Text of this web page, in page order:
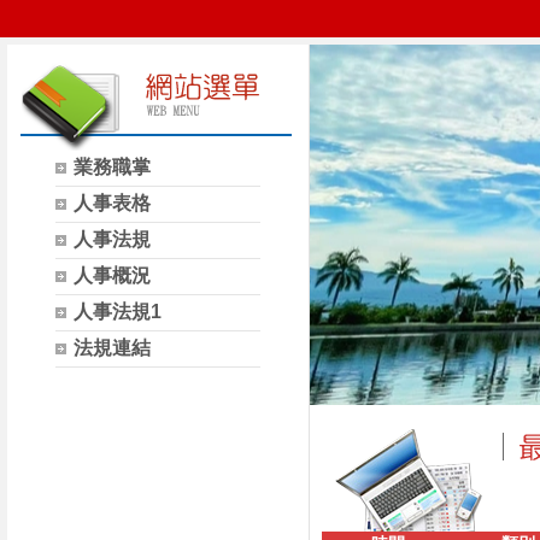
業務職掌
人事表格
人事法規
人事概況
人事法規1
法規連結